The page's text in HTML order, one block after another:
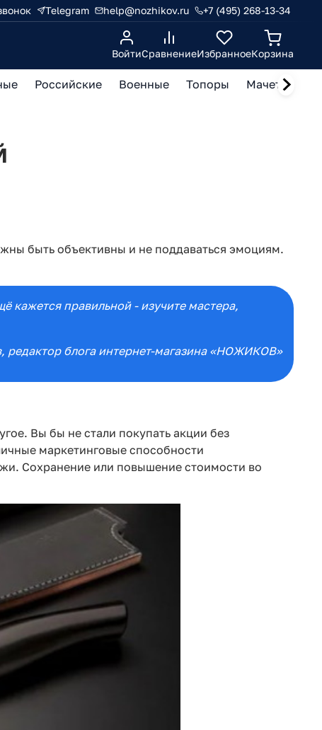
Telegram help@nozhikov.ru +7 (495) 268-13-34
ВойтиСравнениеИзбранноеКорзина
Российские Военные Топоры Мачете,
быть объективны и не поддаваться эмоциям.
кажется правильной - изучите мастера,
, редактор блога интернет-магазина «НОЖИКОВ»
Вы бы не стали покупать акции без
маркетинговые способности
Сохранение или повышение стоимости во